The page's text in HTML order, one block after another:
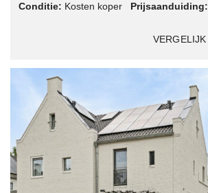
Conditie: Kosten koper Prijsaanduiding:
VERGELIJK